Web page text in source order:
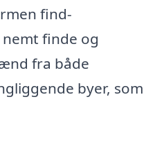
find-
finde og
fra både
byer, som